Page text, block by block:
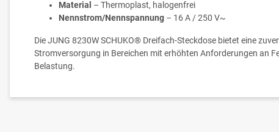
Material – Thermoplast, halogenfrei
Nennstrom/Nennspannung – 16 A / 250 V~
Die JUNG 8230W SCHUKO® Dreifach-Steckdose bietet eine
Stromversorgung in Bereichen mit erhöhten Anforderungen an
Belastung.